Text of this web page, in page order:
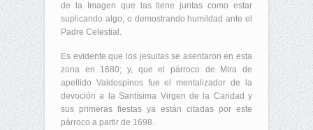
de la Imagen que las tiene juntas como estar
suplicando algo, o demostrando humildad ante el
Padre Celestial.
Es evidente que los jesuitas se asentaron en esta
zona en 1680; y, que el párroco de Mira de
apellido Valdospinos fue el mentalizador de la
devoción a la Santísima Virgen de la Caridad y
sus primeras fiestas ya están citadas por este
párroco a partir de 1698.